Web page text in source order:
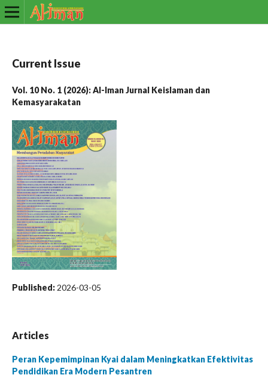
Current Issue
Vol. 10 No. 1 (2026): Al-Iman Jurnal Keislaman dan
Kemasyarakatan
Published: 2026-03-05
Articles
Peran Kepemimpinan Kyai dalam Meningkatkan Efektivitas
Pendidikan Era Modern Pesantren